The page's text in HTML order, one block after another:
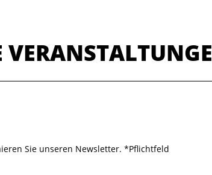
Sie unseren Newsletter. *Pflichtfeld